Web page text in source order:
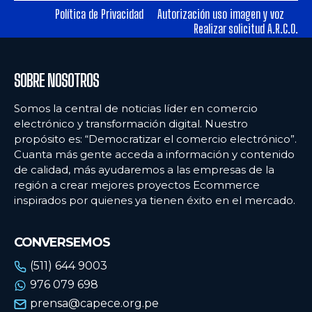
Ecommercenews
ARGENTINA
BOLIVIA
CHILE
COLOMBIA
ECUADOR
URUGUAY
VENEZUELA
Ecommercenews
ARGENTINA
BOLIVIA
CHILE
COLOMBIA
ECUADOR
URUGUAY
VENEZUELA
Política de Privacidad
Autorización uso imagen y voz
Realizar solicitud A.R.C.O.
SOBRE NOSOTROS
Somos la central de noticias líder en comercio
electrónico y transformación digital. Nuestro
propósito es: “Democratizar el comercio electrónico”.
Cuanta más gente acceda a información y contenido
de calidad, más ayudaremos a las empresas de la
región a crear mejores proyectos Ecommerce
inspirados por quienes ya tienen éxito en el mercado.
CONVERSEMOS
(511) 644 9003
976 079 698
prensa@capece.org.pe